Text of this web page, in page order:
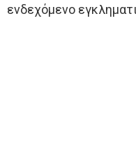
ενδεχόμενο